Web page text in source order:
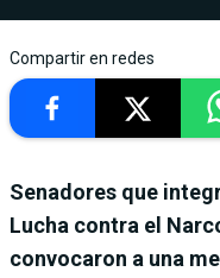
Compartir en redes
Senadores que
Lucha contra el
convocaron a una